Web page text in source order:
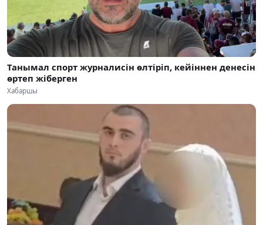
Танымал спорт журналисін өлтіріп, кейіннен денесін
өртеп жіберген
Хабаршы